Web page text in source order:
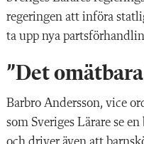
regeringen att införa
ta upp nya
”Det
Barbro Andersson, vice
som Sveriges Lärare se